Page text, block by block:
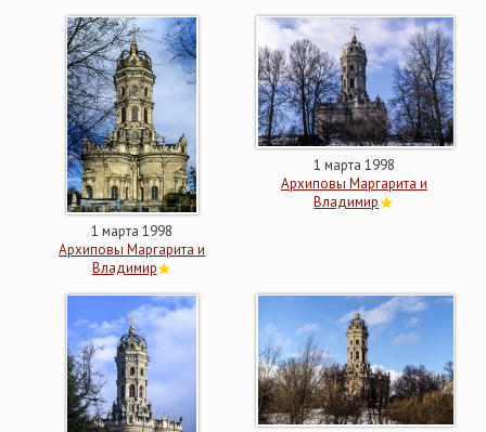
1 марта 1998
Архиповы Маргарита и
Владимир
1 марта 1998
Архиповы Маргарита и
Владимир